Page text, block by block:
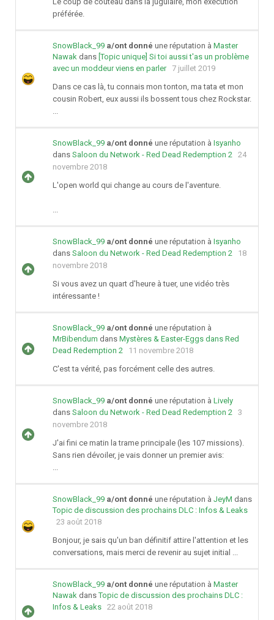
préférée.
SnowBlack_99 a/ont donné une réputation à Master
Nawak dans [Topic unique] Si toi aussi t'as un problème
avec un moddeur viens en parler
7 juillet 2019
Dans ce cas là, tu connais mon tonton, ma tata et mon
cousin Robert, eux aussi ils bossent tous chez Rockstar.
...
SnowBlack_99 a/ont donné une réputation à Isyanho
dans Saloon du Network - Red Dead Redemption 2 24
novembre 2018
L'open world qui change au cours de l'aventure.
...
SnowBlack_99 a/ont donné une réputation à Isyanho
dans Saloon du Network - Red Dead Redemption 2
18
novembre 2018
Si vous avez un quart d'heure à tuer, une vidéo très
intéressante !
SnowBlack_99 a/ont donné une réputation à
MrBibendum dans Mystères & Easter-Eggs dans Red
Dead Redemption 2
11 novembre 2018
C'est ta vérité, pas forcément celle des autres.
SnowBlack_99 a/ont donné une réputation à Lively
dans Saloon du Network - Red Dead Redemption 2 3
novembre 2018
J'ai fini ce matin la trame principale (les 107 missions).
Sans rien dévoiler, je vais donner un premier avis:
...
SnowBlack_99 a/ont donné une réputation à JeyM dans
Topic de discussion des prochains DLC : Infos & Leaks
23 août 2018
Bonjour, je sais qu'un ban définitif attire l'attention et les
conversations, mais merci de revenir au sujet initial ...
SnowBlack_99 a/ont donné une réputation à Master
Nawak dansTopic de discussion des prochains DLC :
Infos & Leaks 22 août 2018